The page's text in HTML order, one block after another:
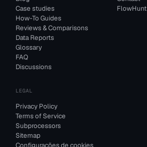
Case studies
How-To Guides
Reviews & Comparisons
Data Reports
Glossary
FAQ
Discussions
FlowHunt
LEGAL
Privacy Policy
Terms of Service
Subprocessors
Sitemap
Configurações de cookies